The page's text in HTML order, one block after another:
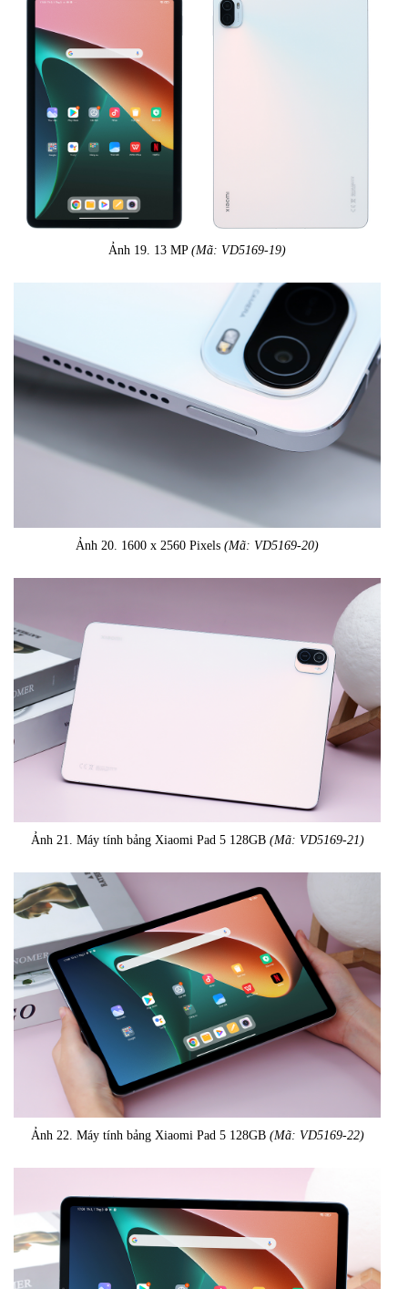
Ảnh 19. 13 MP (Mã: VD5169-19)
Ảnh 20. 1600 x 2560 Pixels (Mã: VD5169-20)
Ảnh 21. Máy tính bảng Xiaomi Pad 5 128GB (Mã: VD5169-21)
Ảnh 22. Máy tính bảng Xiaomi Pad 5 128GB (Mã: VD5169-22)